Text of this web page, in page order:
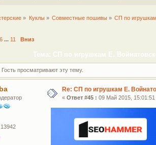
» Куклы» Совместные пошивы » СП по
6 ... 11 Вниз
Тема: СП по игрушкам Е.
просматривают эту тему.
Re: СП по игрушкам Е.
« Ответ #45 : 09 Май 2015, 15:01:51